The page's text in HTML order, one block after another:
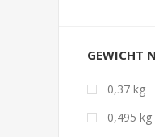
GEWICHT
0,37 kg
0,495 kg